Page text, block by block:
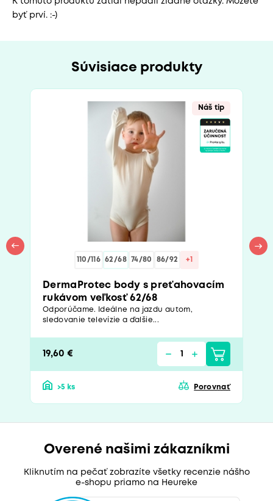
byť prví. :-)
Súvisiace produkty
Náš tip
110/116 62/68 74/80 86/92 +1
DermaProtec body s preťahovacím
rukávom veľkosť 62/68
Odporúčame. Ideálne na jazdu autom,
sledovanie televízie a ďalšie...
19,60 €
>5 ks Porovnať
Overené našimi zákazníkmi
Kliknutím na pečať zobrazíte všetky recenzie nášho
e-shopu priamo na Heureke